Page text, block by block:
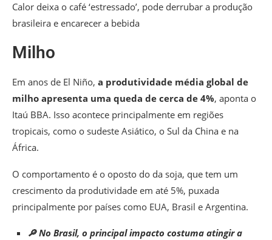
Calor deixa o café ‘estressado’, pode derrubar a produção
brasileira e encarecer a bebida
Milho
Em anos de El Niño, a produtividade média global de
milho apresenta uma queda de cerca de 4%, aponta o
Itaú BBA. Isso acontece principalmente em regiões
tropicais, como o sudeste Asiático, o Sul da China e na
África.
O comportamento é o oposto do da soja, que tem um
crescimento da produtividade em até 5%, puxada
principalmente por países como EUA, Brasil e Argentina.
🔎 No Brasil, o principal impacto costuma atingir a